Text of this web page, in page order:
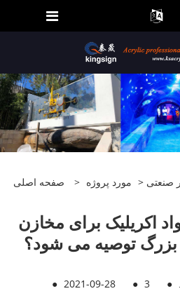
صفحه اصلی > مورد پروژه > صنعتی
اکریلیک برای مخازن
توصیه می شود؟
● 2021-09-28 ● 3 ●